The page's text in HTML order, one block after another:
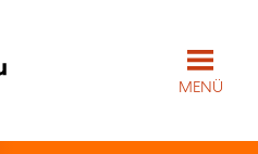
MENÜ